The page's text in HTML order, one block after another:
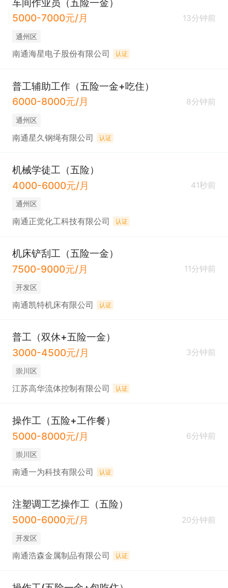
5000-7000元/月
13分钟前
通州区
南通海星电子股份有限公司 认证
普工辅助工作（五险一金+吃住）
6000-8000元/月
8分钟前
通州区
南通星久钢绳有限公司 认证
机械学徒工（五险）
4000-6000元/月
41秒前
通州区
南通正觉化工科技有限公司 认证
机床铲刮工（五险一金）
7500-9000元/月
11分钟前
开发区
南通凯特机床有限公司 认证
普工（双休+五险一金）
3000-4500元/月
3分钟前
崇川区
江苏高华流体控制有限公司 认证
操作工（五险+工作餐）
5000-8000元/月
6分钟前
崇川区
南通一为科技有限公司 认证
注塑调工艺操作工（五险）
5000-6000元/月
20分钟前
开发区
南通浩森金属制品有限公司 认证